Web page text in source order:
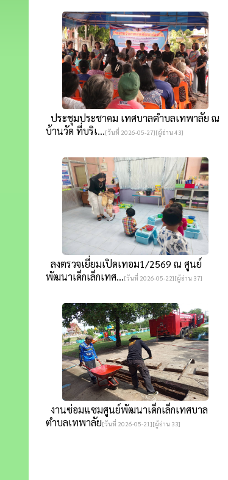
ประชุมประชาคม เทศบาลตำบลเทพาลัย ณ
บ้านวัด ที่บริเ...[วันที่ 2026-05-27][ผู้อ่าน 43]
ลงตรวจเยี่ยมเปิดเทอม1/2569 ณ ศูนย์
พัฒนาเด็กเล็กเทศ...[วันที่ 2026-05-22][ผู้อ่าน 37]
งานซ่อมแซมศูนย์พัฒนาเด็กเล็กเทศบาล
ตำบลเทพาลัย[วันที่ 2026-05-21][ผู้อ่าน 33]